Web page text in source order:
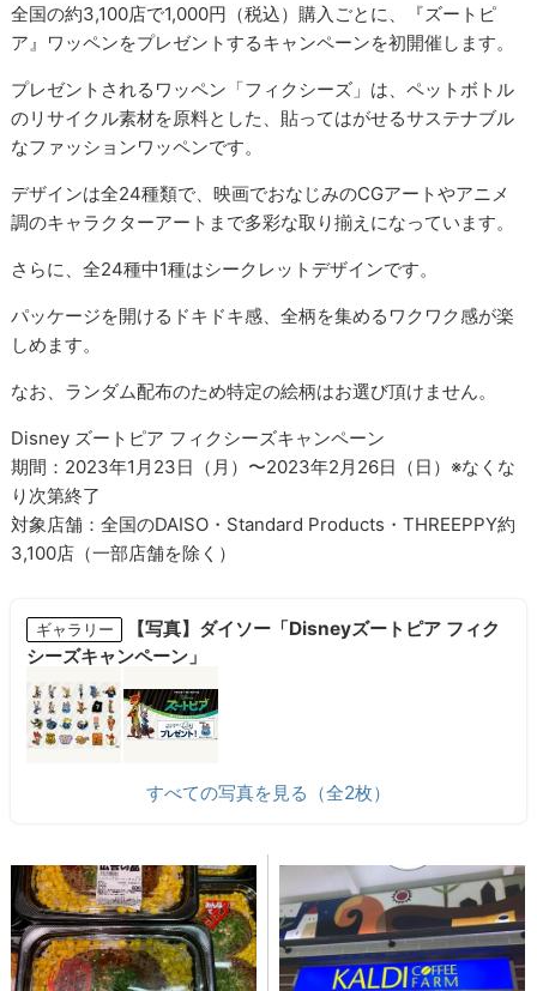
全国の約3,100店で1,000円（税込）購入ごとに、『ズートピ
ア』ワッペンをプレゼントするキャンペーンを初開催します。
プレゼントされるワッペン「フィクシーズ」は、ペットボトル
のリサイクル素材を原料とした、貼ってはがせるサステナブル
なファッションワッペンです。
デザインは全24種類で、映画でおなじみのCGアートやアニメ
調のキャラクターアートまで多彩な取り揃えになっています。
さらに、全24種中1種はシークレットデザインです。
パッケージを開けるドキドキ感、全柄を集めるワクワク感が楽
しめます。
なお、ランダム配布のため特定の絵柄はお選び頂けません。
Disney ズートピア フィクシーズキャンペーン
期間：2023年1月23日（月）〜2023年2月26日（日）※なくな
り次第終了
対象店舗：全国のDAISO・Standard Products・THREEPPY約
3,100店（一部店舗を除く）
ギャラリー
【写真】ダイソー「Disneyズートピア フィク
シーズキャンペーン」
すべての写真を見る（全2枚）